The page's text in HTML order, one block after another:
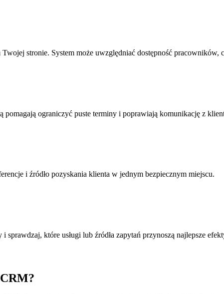
stronie. System może uwzględniać dostępność
ograniczyć puste terminy i poprawiają komunikację z
i źródło pozyskania klienta w jednym bezpiecznym miejscu.
które usługi lub źródła zapytań przynoszą najlepsze